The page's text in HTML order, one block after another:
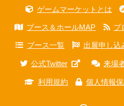
ゲームマーケットとは
ブース＆ホールMAP ブ
ブース一覧 出展申し込
公式Twitter 来場
利用規約 個人情報